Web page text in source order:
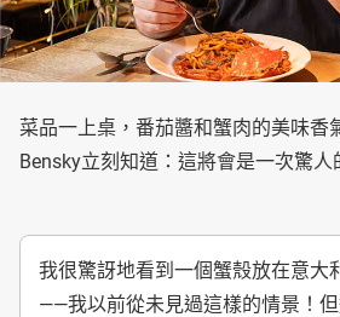
菜品一上桌，番茄醬和蟹肉的美味香
Bensky立刻知道：這將會是一次驚人
我很驚訝地看到一個蟹殼放在意大
——我以前從未見過這樣的情景！